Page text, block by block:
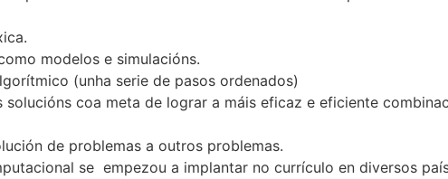
modelos e simulacións.
(unha serie de pasos ordenados)
coa meta de lograr a máis eficaz e eficiente
de problemas a outros problemas.
se empezou a implantar no currículo en diversos